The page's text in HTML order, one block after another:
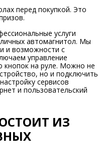
перед покупкой. Это
услуги
автомагнитол. Мы
и возможности с
управление
кнопок на руле. Можно не
но и подключить
сервисов
и пользовательский
ИЗ